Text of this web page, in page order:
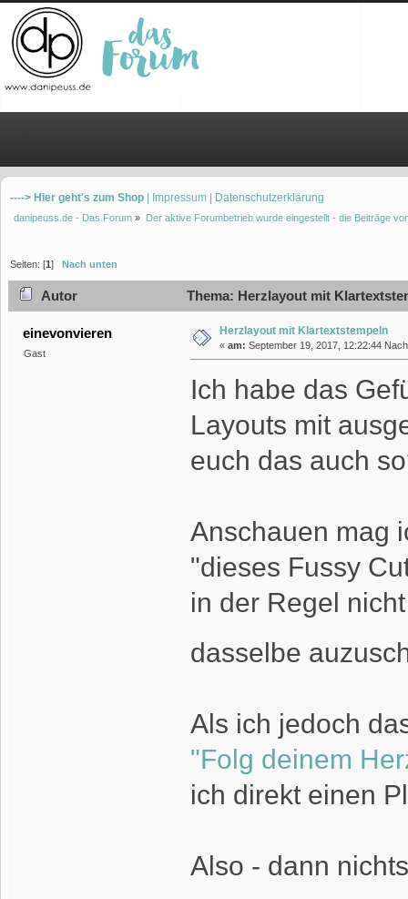
----> Hier geht's zum Shop | Impressum | Datenschutzerklärung
danipeuss.de - Das Forum » Der aktive Forumbetrieb wurde eingestellt - die Beiträge
Seiten: [1] Nach unten
Autor Thema: Herzlayout mit
einevonvieren
Gast
Herzlayout mit Klartextstempeln
« am: September 19, 2017, 12:22:44
Ich habe das
Layouts mit
euch das auch
Anschauen mag
"dieses Fussy
in der Regel
dasselbe
Als ich jedoch
"Folg deinem
ich direkt einen
Also - dann